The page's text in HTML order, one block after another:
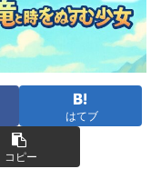
はてブ
コピー